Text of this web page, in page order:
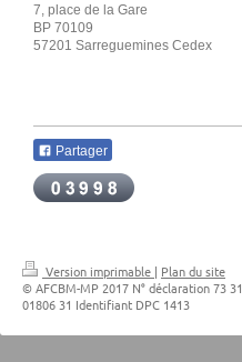
7, place de la Gare
BP 70109
57201 Sarreguemines Cedex
Partager
Version imprimable | Plan du site
© AFCBM-MP 2017 N° déclaration 73 31
01806 31 Identifiant DPC 1413